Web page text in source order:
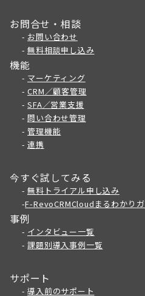
お問合せ・相談
- お問い合わせ
-無料相談申し込み
機能
- マーケティング
-CRM／顧客管理
-SFA／営業支援
-問い合わせ管理
-管理機能
-連携
今すぐ試してみる
-無料トライアル申し込み
-F-RevoCRMCloudまるわかり
事例
- インタビュー一覧
-課題別導入事例一覧
サポート
-導入前のサポート